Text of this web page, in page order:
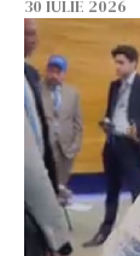
30 IULIE 2026